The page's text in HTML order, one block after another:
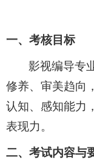
一、考核目标
影视编导专
修养、审美趋向
认知、感知能力
表现力。
二、考试内容与